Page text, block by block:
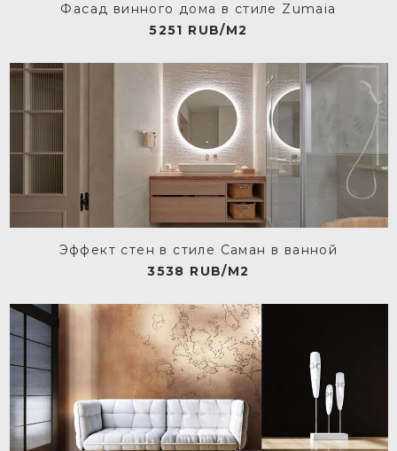
Фасад винного дома в стиле Zumaia
5251 RUB/M2
Эффект стен в стиле Саман в ванной
3538 RUB/M2